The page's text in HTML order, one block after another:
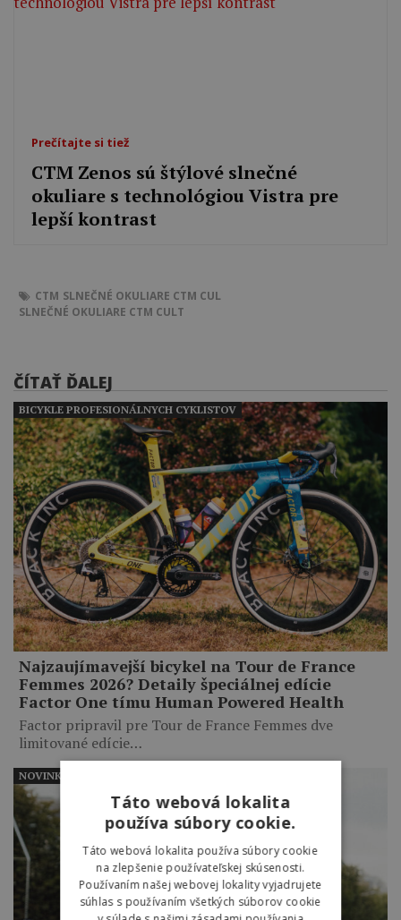
Prečítajte si tiež
CTM Zenos sú štýlové slnečné
okuliare s technológiou Vistra pre
lepší kontrast
CTM SLNEČNÉ OKULIARE CTM CUL
SLNEČNÉ OKULIARE CTM CULT
ČÍTAŤ ĎALEJ
Najzaujímavejší bicykel na Tour de France
Femmes 2026? Detaily špeciálnej edície
Factor One tímu Human Powered Health
Factor pripravil pre Tour de France Femmes dve
limitované edície…
BICYKLE PROFESIONÁLNYCH CYKLISTOV
NOVINKY
Táto webová lokalita
používa súbory cookie.
Táto webová lokalita používa súbory cookie
na zlepšenie používateľskej skúsenosti.
Používaním našej webovej lokality vyjadrujete
súhlas s používaním všetkých súborov cookie